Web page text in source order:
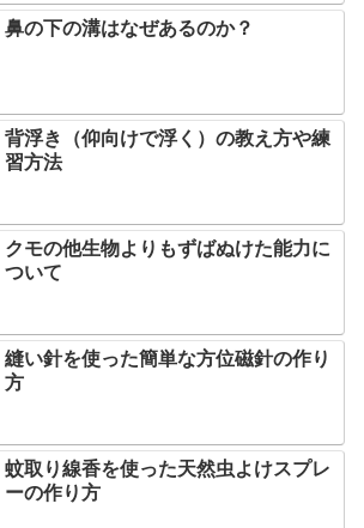
鼻の下の溝はなぜあるのか？
背浮き（仰向けで浮く）の教え方や練
習方法
クモの他生物よりもずばぬけた能力に
ついて
縫い針を使った簡単な方位磁針の作り
方
蚊取り線香を使った天然虫よけスプレ
ーの作り方